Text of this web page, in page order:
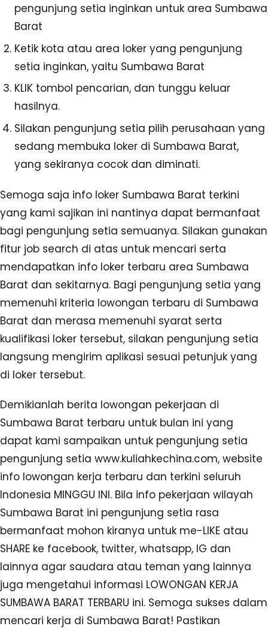
pengunjung setia inginkan untuk area Sumbawa
Barat
Ketik kota atau area loker yang pengunjung
setia inginkan, yaitu Sumbawa Barat
KLIK tombol pencarian, dan tunggu keluar
hasilnya.
Silakan pengunjung setia pilih perusahaan yang
sedang membuka loker di Sumbawa Barat,
yang sekiranya cocok dan diminati.
Semoga saja info loker Sumbawa Barat terkini
yang kami sajikan ini nantinya dapat bermanfaat
bagi pengunjung setia semuanya. Silakan gunakan
fitur job search di atas untuk mencari serta
mendapatkan info loker terbaru area Sumbawa
Barat dan sekitarnya. Bagi pengunjung setia yang
memenuhi kriteria lowongan terbaru di Sumbawa
Barat dan merasa memenuhi syarat serta
kualifikasi loker tersebut, silakan pengunjung setia
langsung mengirim aplikasi sesuai petunjuk yang
di loker tersebut.
Demikianlah berita lowongan pekerjaan di
Sumbawa Barat terbaru untuk bulan ini yang
dapat kami sampaikan untuk pengunjung setia
pengunjung setia www.kuliahkechina.com, website
info lowongan kerja terbaru dan terkini seluruh
Indonesia MINGGU INI. Bila info pekerjaan wilayah
Sumbawa Barat ini pengunjung setia rasa
bermanfaat mohon kiranya untuk me-LIKE atau
SHARE ke facebook, twitter, whatsapp, IG dan
lainnya agar saudara atau teman yang lainnya
juga mengetahui informasi LOWONGAN KERJA
SUMBAWA BARAT TERBARU ini. Semoga sukses dalam
mencari kerja di Sumbawa Barat! Pastikan